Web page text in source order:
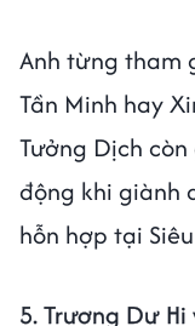
Anh từng tham
Tần Minh hay
Tưởng Dịch
động khi giành
hỗn hợp tại
5. Trương Dư